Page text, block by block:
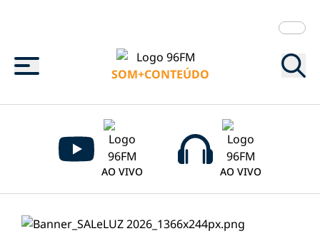
Menu
SOM+CONTEÚDO
AO VIVO AO VIVO